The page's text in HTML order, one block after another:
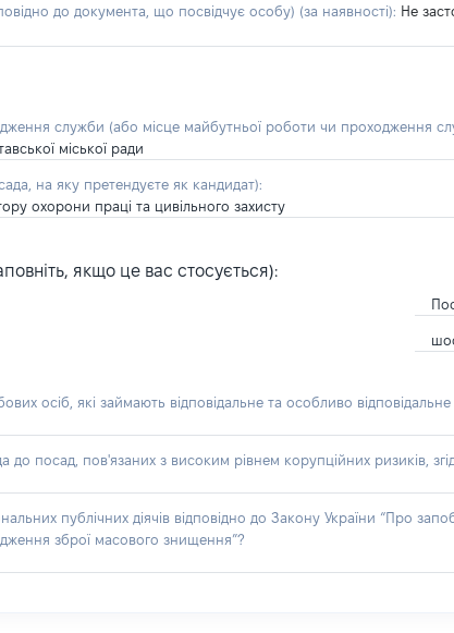
до документа, що посвідчує особу) (за наявності): Не
служби (або місце майбутньої роботи чи проходження
міської ради
на яку претендуєте як кандидат):
охорони праці та цивільного захисту
якщо це вас стосується):
осіб, які займають відповідальне та особливо
посад, пов'язаних з високим рівнем корупційних ризиків,
публічних діячів відповідно до Закону України “Про
зброї масового знищення”?